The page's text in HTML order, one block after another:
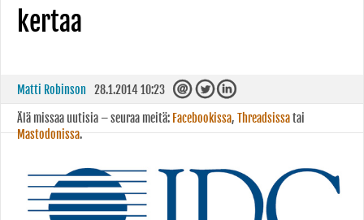
kertaa
Matti Robinson 28.1.2014 10:23
Älä missaa uutisia – seuraa meitä: Facebookissa, Threadsissatai
Mastodonissa.